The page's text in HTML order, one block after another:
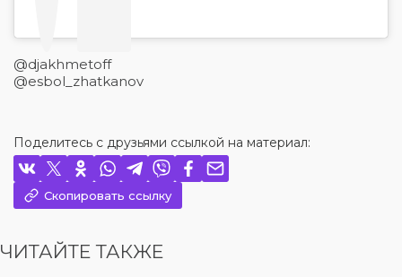
@djakhmetoff
@esbol_zhatkanov
Поделитесь с друзьями ссылкой на материал:
Скопировать ссылку
ЧИТАЙТЕ ТАКЖЕ